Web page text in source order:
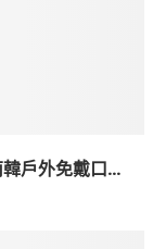
戶外免戴口...